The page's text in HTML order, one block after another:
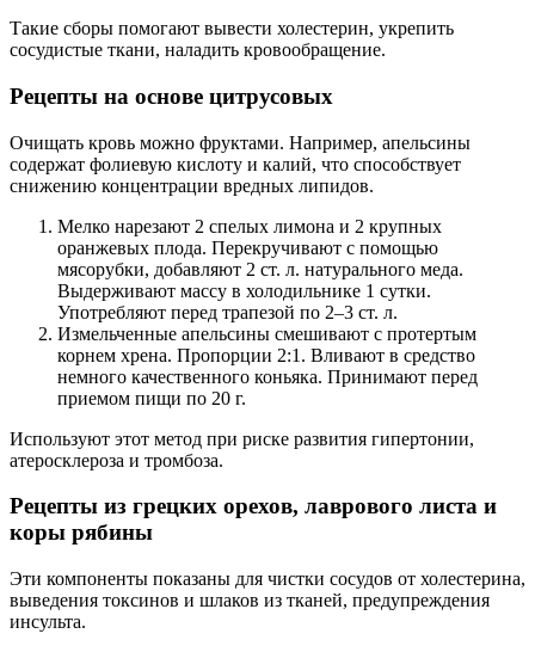
Такие сборы помогают вывести холестерин, укрепить
сосудистые ткани, наладить кровообращение.
Рецепты на основе цитрусовых
Очищать кровь можно фруктами. Например, апельсины
содержат фолиевую кислоту и калий, что способствует
снижению концентрации вредных липидов.
Мелко нарезают 2 спелых лимона и 2 крупных
оранжевых плода. Перекручивают с помощью
мясорубки, добавляют 2 ст. л. натурального меда.
Выдерживают массу в холодильнике 1 сутки.
Употребляют перед трапезой по 2–3 ст. л.
Измельченные апельсины смешивают с протертым
корнем хрена. Пропорции 2:1. Вливают в средство
немного качественного коньяка. Принимают перед
приемом пищи по 20 г.
Используют этот метод при риске развития гипертонии,
атеросклероза и тромбоза.
Рецепты из грецких орехов, лаврового листа и
коры рябины
Эти компоненты показаны для чистки сосудов от холестерина,
выведения токсинов и шлаков из тканей, предупреждения
инсульта.